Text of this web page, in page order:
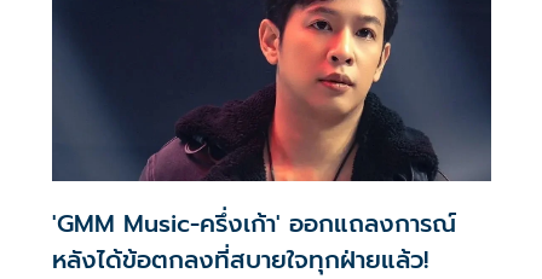
'GMM Music-ครึ่งเก้า' ออกแถลงการณ์
หลังได้ข้อตกลงที่สบายใจทุกฝ่ายแล้ว!